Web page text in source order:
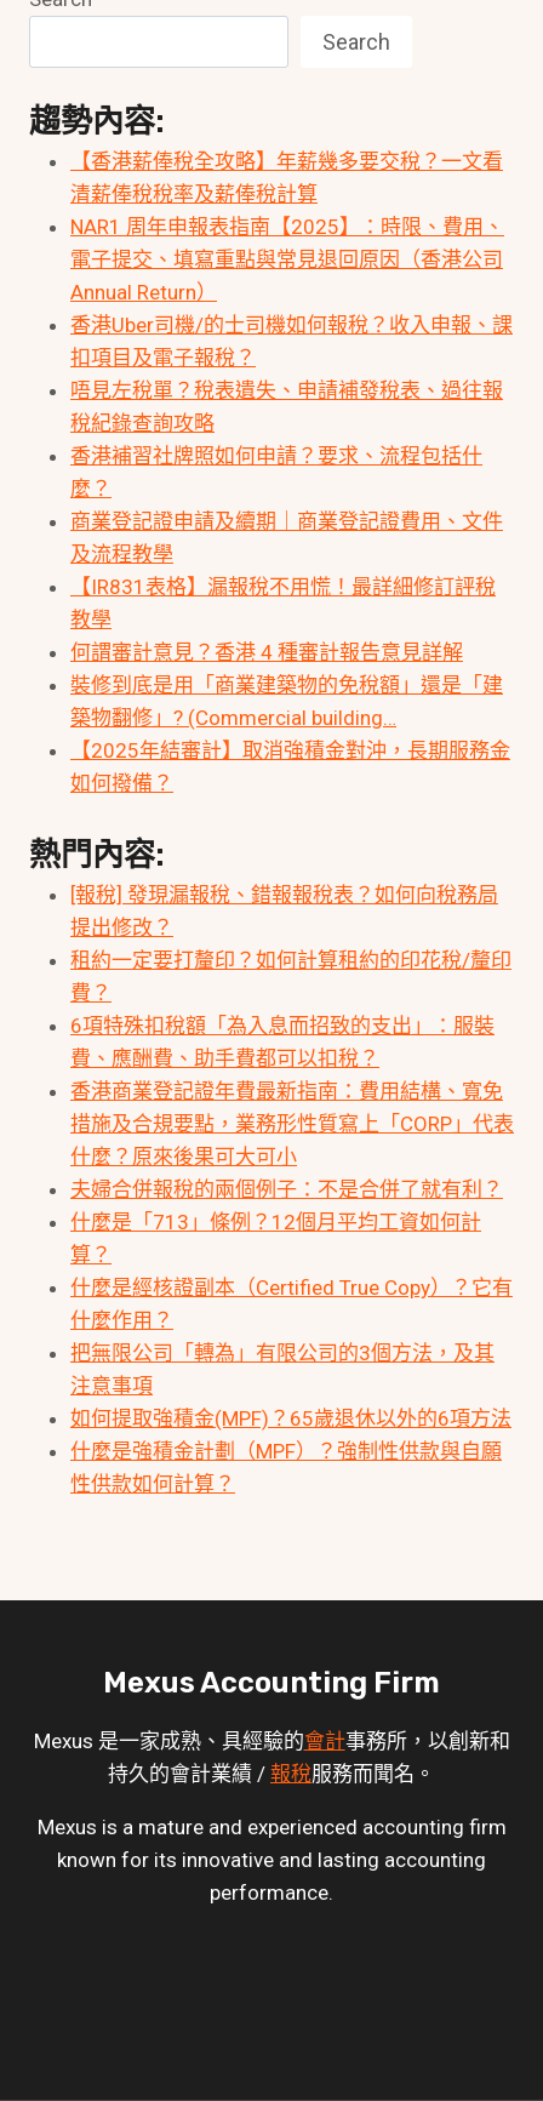
Search
趨勢內容:
【香港薪俸稅全攻略】年薪幾多要交稅？一文看
清薪俸稅稅率及薪俸稅計算
NAR1 周年申報表指南【2025】：時限、費用、
電子提交、填寫重點與常見退回原因（香港公司
Annual Return）
香港Uber司機/的士司機如何報稅？收入申報、課
扣項目及電子報稅？
唔見左稅單？稅表遺失、申請補發稅表、過往報
稅紀錄查詢攻略
香港補習社牌照如何申請？要求、流程包括什
麼？
商業登記證申請及續期｜商業登記證費用、文件
及流程教學
【IR831表格】漏報稅不用慌！最詳細修訂評稅
教學
何謂審計意見？香港 4 種審計報告意見詳解
裝修到底是用「商業建築物的免稅額」還是「建
築物翻修」? (Commercial building…
【2025年結審計】取消強積金對沖，長期服務金
如何撥備？
熱門內容:
[報稅] 發現漏報稅、錯報報稅表？如何向稅務局
提出修改？
租約一定要打釐印？如何計算租約的印花稅/釐印
費？
6項特殊扣稅額「為入息而招致的支出」：服裝
費、應酬費、助手費都可以扣稅？
香港商業登記證年費最新指南：費用結構、寬免
措施及合規要點，業務形性質寫上「CORP」代表
什麼？原來後果可大可小
夫婦合併報稅的兩個例子：不是合併了就有利？
什麼是「713」條例？12個月平均工資如何計
算？
什麼是經核證副本（Certified True Copy）？它有
什麼作用？
把無限公司「轉為」有限公司的3個方法，及其
注意事項
如何提取強積金(MPF)？65歲退休以外的6項方法
什麼是強積金計劃（MPF）？強制性供款與自願
性供款如何計算？
Mexus Accounting Firm
Mexus 是一家成熟、具經驗的會計事務所，以創新和
持久的會計業績 / 報稅服務而聞名。
Mexus is a mature and experienced accounting firm
known for its innovative and lasting accounting
performance.